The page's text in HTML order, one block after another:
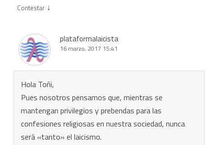
Contestar ↓
plataformalaicista
16 marzo, 2017 15:41
Hola Toñi,
Pues nosotros pensamos que, mientras se
mantengan privilegios y prebendas para las
confesiones religiosas en nuestra sociedad, nunca
será «tanto» el laicismo.